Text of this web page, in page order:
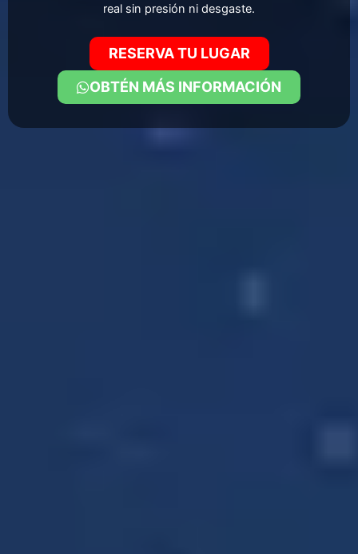
real sin presión ni desgaste.
RESERVA TU LUGAR
OBTÉN MÁS INFORMACIÓN